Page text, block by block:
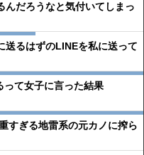
んだろうなと気付いてしまっ
送るはずのLINEを私に送って
て女子に言った結果
すぎる地雷系の元カノに搾ら